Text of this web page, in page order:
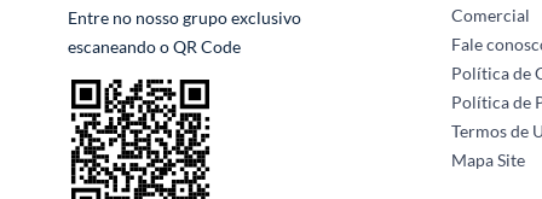
Entre no nosso grupo exclusivo
escaneando o QR Code
Comercial
Fale
Política de
Política de
Termos de
Mapa Site